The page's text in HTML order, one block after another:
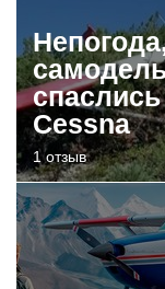
Cessna
1 отзыв